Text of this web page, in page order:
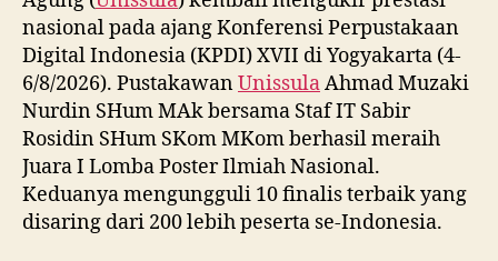
nasional pada ajang Konferensi Perpustakaan
Digital Indonesia (KPDI) XVII di Yogyakarta (4-
6/8/2026). PustakawanUnissulaAhmad Muzaki
Nurdin SHum MAk bersama Staf IT Sabir
Rosidin SHum SKom MKom berhasil meraih
Juara I Lomba Poster Ilmiah Nasional.
Keduanya mengungguli 10 finalis terbaik yang
disaring dari 200 lebih peserta se-Indonesia.